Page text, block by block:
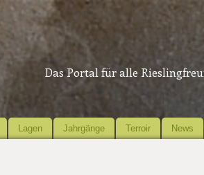
Das Portal für alle
Lagen Jahrgänge Terroir News